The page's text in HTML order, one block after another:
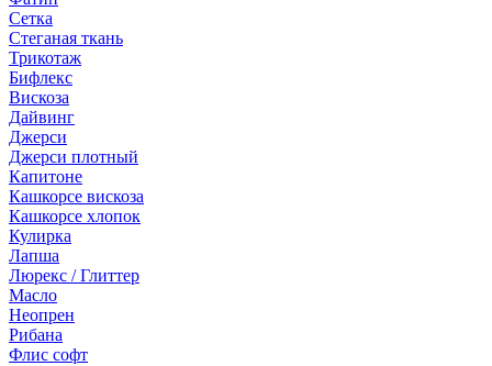
Сетка
Стеганая ткань
Трикотаж
Бифлекс
Вискоза
Дайвинг
Джерси
Джерси плотный
Капитоне
Кашкорсе вискоза
Кашкорсе хлопок
Кулирка
Лапша
Люрекс / Глиттер
Масло
Неопрен
Рибана
Флис софт